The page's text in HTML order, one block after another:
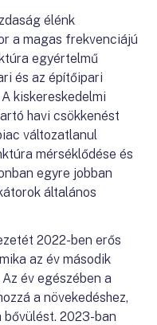
élénk
a magas frekvenciájú
egyértelmű
és az építőipari
kiskereskedelmi
havi csökkenést
változatlanul
mérséklődése és
egyre jobban
általános
2022-ben erős
az év második
év egészében a
a növekedéshez,
2023-ban